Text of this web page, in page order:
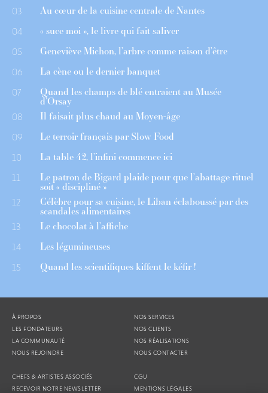
03 Au cœur de la cuisine centrale de Nantes
04 « suce moi », le livre qui fait saliver
05 Geneviève Michon, l’arbre comme raison d’être
06 La cène ou le dernier banquet
07 Quand les champs de blé entraient au Musée
d’Orsay
08 Il faisait plus chaud au Moyen-âge
09 Le terroir français par Slow Food
10 La table 42, l’infini commence ici
11 Le patron de Bigard plaide pour que l’abattage rituel
soit « discipliné »
12 Célèbre pour sa cuisine, le Liban éclaboussé par des
scandales alimentaires
13 Le chocolat à l’affiche
14 Les légumineuses
15 Quand les scientifiques kiffent le kéfir !
À PROPOS
LES FONDATEURS
LA COMMUNAUTÉ
NOUS REJOINDRE
NOS SERVICES
NOS CLIENTS
NOS RÉALISATIONS
NOUS CONTACTER
CHEFS & ARTISTES ASSOCIÉS
RECEVOIR NOTRE NEWSLETTER
CGU
MENTIONS LÉGALES